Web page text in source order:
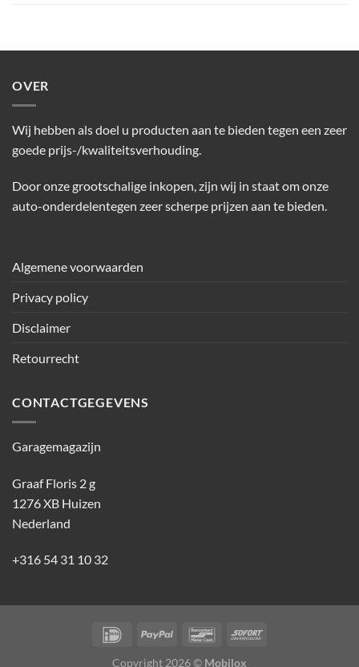
OVER
Wij hebben als doel u producten aan te bieden tegen een zeer
goede prijs-/kwaliteitsverhouding.
Door onze grootschalige inkopen, zijn wij in staat om onze
auto-onderdelentegen zeer scherpe prijzen aan te bieden.
Algemene voorwaarden
Privacy policy
Disclaimer
Retourrecht
CONTACTGEGEVENS
Garagemagazijn
Graaf Floris 2 g
1276 XB Huizen
Nederland
+316 54 31 10 32
Copyright 2026 © Mobilox